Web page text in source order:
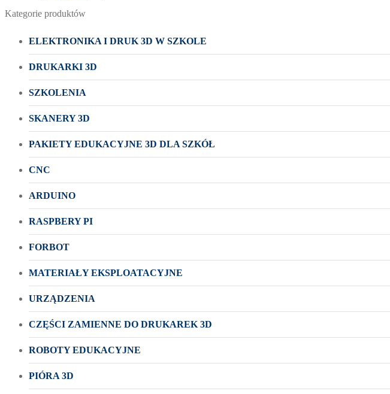
Kategorie produktów
ELEKTRONIKA I DRUK 3D W SZKOLE
DRUKARKI 3D
SZKOLENIA
SKANERY 3D
PAKIETY EDUKACYJNE 3D DLA SZKÓŁ
CNC
ARDUINO
RASPBERY PI
FORBOT
MATERIAŁY EKSPLOATACYJNE
URZĄDZENIA
CZĘŚCI ZAMIENNE DO DRUKAREK 3D
ROBOTY EDUKACYJNE
PIÓRA 3D